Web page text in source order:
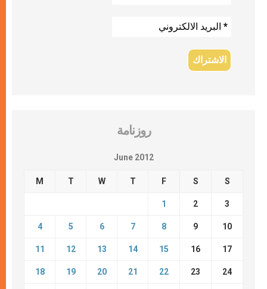
روزنامة
June 2012
M T W T F S S
1 2 3
4 5 6 7 8 9 10
11 12 13 14 15 16 17
18 19 20 21 22 23 24